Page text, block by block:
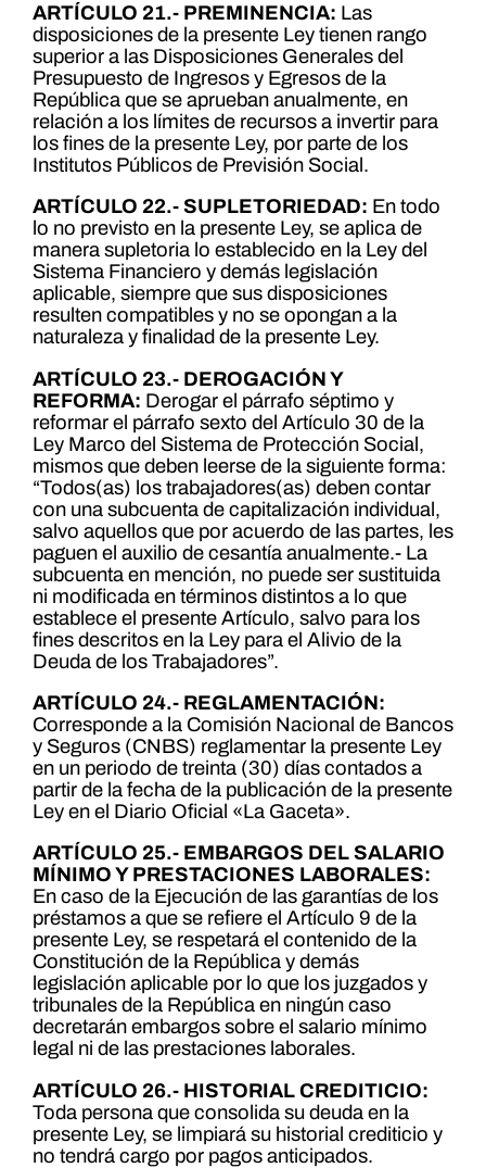
ARTÍCULO 21.- PREMINENCIA: Las
disposiciones de la presente Ley tienen rango
superior a las Disposiciones Generales del
Presupuesto de Ingresos y Egresos de la
República que se aprueban anualmente, en
relación a los límites de recursos a invertir para
los fines de la presente Ley, por parte de los
Institutos Públicos de Previsión Social.
ARTÍCULO 22.- SUPLETORIEDAD: En todo
lo no previsto en la presente Ley, se aplica de
manera supletoria lo establecido en la Ley del
Sistema Financiero y demás legislación
aplicable, siempre que sus disposiciones
resulten compatibles y no se opongan a la
naturaleza y finalidad de la presente Ley.
ARTÍCULO 23.- DEROGACIÓN Y
REFORMA: Derogar el párrafo séptimo y
reformar el párrafo sexto del Artículo 30 de la
Ley Marco del Sistema de Protección Social,
mismos que deben leerse de la siguiente forma:
“Todos(as) los trabajadores(as) deben contar
con una subcuenta de capitalización individual,
salvo aquellos que por acuerdo de las partes, les
paguen el auxilio de cesantía anualmente.- La
subcuenta en mención, no puede ser sustituida
ni modificada en términos distintos a lo que
establece el presente Artículo, salvo para los
fines descritos en la Ley para el Alivio de la
Deuda de los Trabajadores”.
ARTÍCULO 24.- REGLAMENTACIÓN:
Corresponde a la Comisión Nacional de Bancos
y Seguros (CNBS) reglamentar la presente Ley
en un periodo de treinta (30) días contados a
partir de la fecha de la publicación de la presente
Ley en el Diario Oficial «La Gaceta».
ARTÍCULO 25.- EMBARGOS DEL SALARIO
MÍNIMO Y PRESTACIONES LABORALES:
En caso de la Ejecución de las garantías de los
préstamos a que se refiere el Artículo 9 de la
presente Ley, se respetará el contenido de la
Constitución de la República y demás
legislación aplicable por lo que los juzgados y
tribunales de la República en ningún caso
decretarán embargos sobre el salario mínimo
legal ni de las prestaciones laborales.
ARTÍCULO 26.- HISTORIAL CREDITICIO:
Toda persona que consolida su deuda en la
presente Ley, se limpiará su historial crediticio y
no tendrá cargo por pagos anticipados.